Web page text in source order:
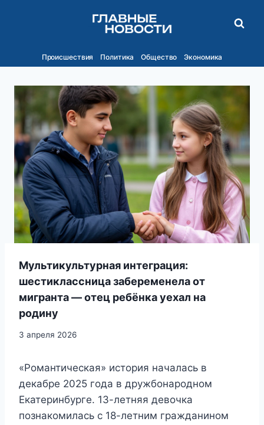
Происшествия Политика Общество Экономика
Мультикультурная интеграция:
шестиклассница забеременела от
мигранта — отец ребёнка уехал на
родину
3 апреля 2026
«Романтическая» история началась в
декабре 2025 года в дружбонародном
Екатеринбурге. 13-летняя девочка
познакомилась с 18-летним гражданином